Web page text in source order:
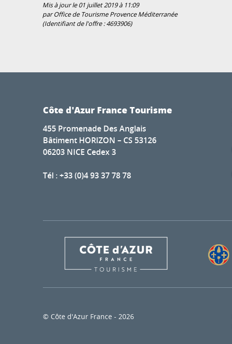
Mis à jour le 01 juillet 2019 à 11:09
par Office de Tourisme Provence Méditerranée
(Identifiant de l'offre :4693906)
Côte d'Azur France Tourisme
455 Promenade Des Anglais
Bâtiment HORIZON – CS 53126
06203 NICE Cedex 3
Tél : +33 (0)4 93 37 78 78
© Côte d'Azur France - 2026